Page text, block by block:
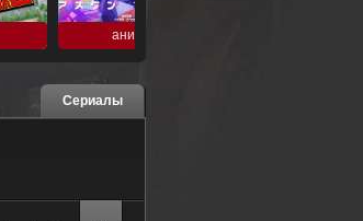
аниме
Сериалы